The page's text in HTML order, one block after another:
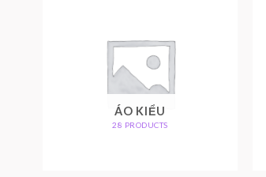
ÁO KIỂU
28 PRODUCTS